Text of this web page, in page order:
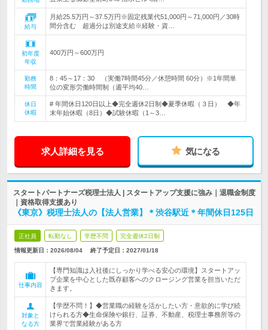
給与
月給25.5万円～37.5万円※固定残業代51,000円～71,000円／30時
間分含む 超過分は別途支給※経験・資…
初年度
年収
400万円～600万円
勤務
時間
8：45～17：30 （実働7時間45分／休憩時間 60分）※1年間単
位の変形労働時間制（週平均40…
休日
休暇
# 年間休日120日以上◆完全週休2日制◆夏季休暇（３日） ◆年
末年始休暇（8日）◆試験休暇（1～3…
求人詳細を見る 気になる
スタートパートナーズ税理士法人 | スタートアップ支援に強み｜退職金制度
｜資格取得支援あり
《東京》税理士法人の【法人営業】＊渋谷駅近＊年間休日125日
正社員 転勤なし 学歴不問 完全週休2日制
情報更新日：2026/08/04 終了予定日： 2027/01/18
仕事内容
【専門知識は入社後にしっかり学べる安心の環境】スタートアッ
プ企業を中心とした既存顧客へのクロージング営業を担当いただ
きます。
対象と
なる方
【学歴不問！】◆営業職の経験を活かしたい方・意欲的に学び続
けられる方◆生命保険や銀行、証券、不動産、税理士事務所等の
業界で営業経験がある方